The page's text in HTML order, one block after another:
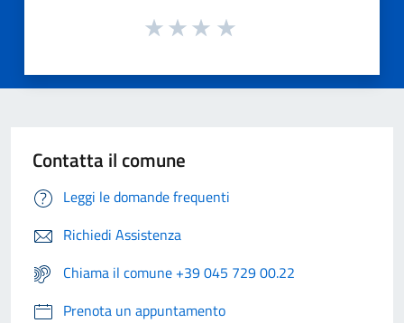
Contatta il comune
Leggi le domande frequenti
Richiedi Assistenza
Chiama il comune +39 045 729 00.22
Prenota un appuntamento